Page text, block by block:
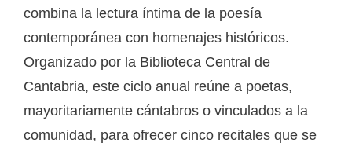
combina la lectura íntima de la poesía
contemporánea con homenajes históricos.
Organizado por la Biblioteca Central de
Cantabria, este ciclo anual reúne a poetas,
mayoritariamente cántabros o vinculados a la
comunidad, para ofrecer cinco recitales que se